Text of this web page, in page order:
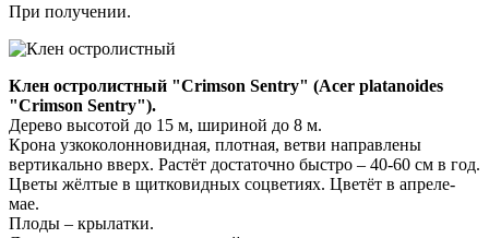
При получении.
Клен остролистный "Crimson Sentry" (Acer platanoides
"Crimson Sentry").
Дерево высотой до 15 м, шириной до 8 м.
Крона узкоколонновидная, плотная, ветви направлены
вертикально вверх. Растёт достаточно быстро – 40-60 см в год.
Цветы жёлтые в щитковидных соцветиях. Цветёт в апреле-
мае.
Плоды – крылатки.